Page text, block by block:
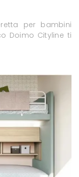
per bambini
Doimo Cityline ti